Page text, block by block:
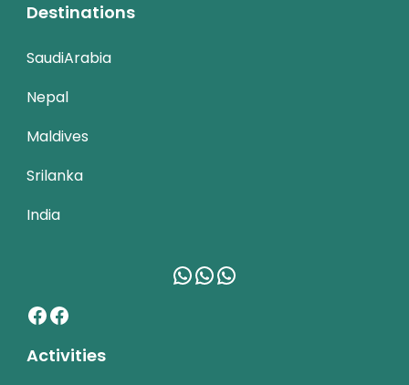
Destinations
SaudiArabia
Nepal
Maldives
Srilanka
India
WhatsApp
WhatsApp
WhatsApp
Facebook
Facebook
Activities